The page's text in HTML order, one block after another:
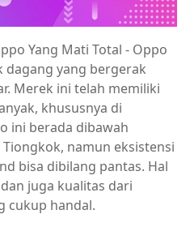
Yang Mati Total - Oppo
dagang yang bergerak
Merek ini telah memiliki
khususnya di
ini berada dibawah
namun eksistensi
bisa dibilang pantas. Hal
juga kualitas dari
cukup handal.